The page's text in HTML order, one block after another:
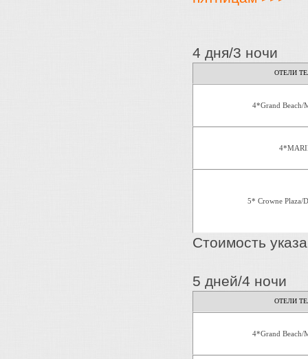
4 дня/3 ночи
ОТЕЛИ
4*Grand Beach/
5* Crowne Plaza/
Стоимость
5 дней/4 ночи
ОТЕЛИ
4*Grand Beach/